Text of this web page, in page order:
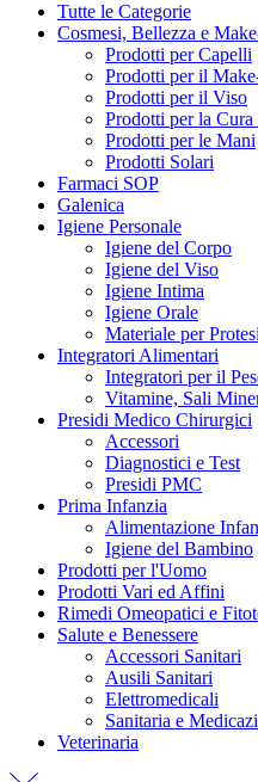
Tutte le Categorie
Cosmesi, Bellezza e
Prodotti per Capelli
Prodotti per il
Prodotti per il Viso
Prodotti per la
Prodotti per le Mani
Prodotti Solari
Farmaci SOP
Galenica
Igiene Personale
Igiene del Corpo
Igiene del Viso
Igiene Intima
Igiene Orale
Materiale per
Integratori Alimentari
Integratori per il
Vitamine, Sali
Presidi Medico Chirurgici
Accessori
Diagnostici e Test
Presidi PMC
Prima Infanzia
Alimentazione
Igiene del Bambino
Prodotti per l'Uomo
Prodotti Vari ed Affini
Rimedi Omeopatici e
Salute e Benessere
Accessori Sanitari
Ausili Sanitari
Elettromedicali
Sanitaria e
Veterinaria